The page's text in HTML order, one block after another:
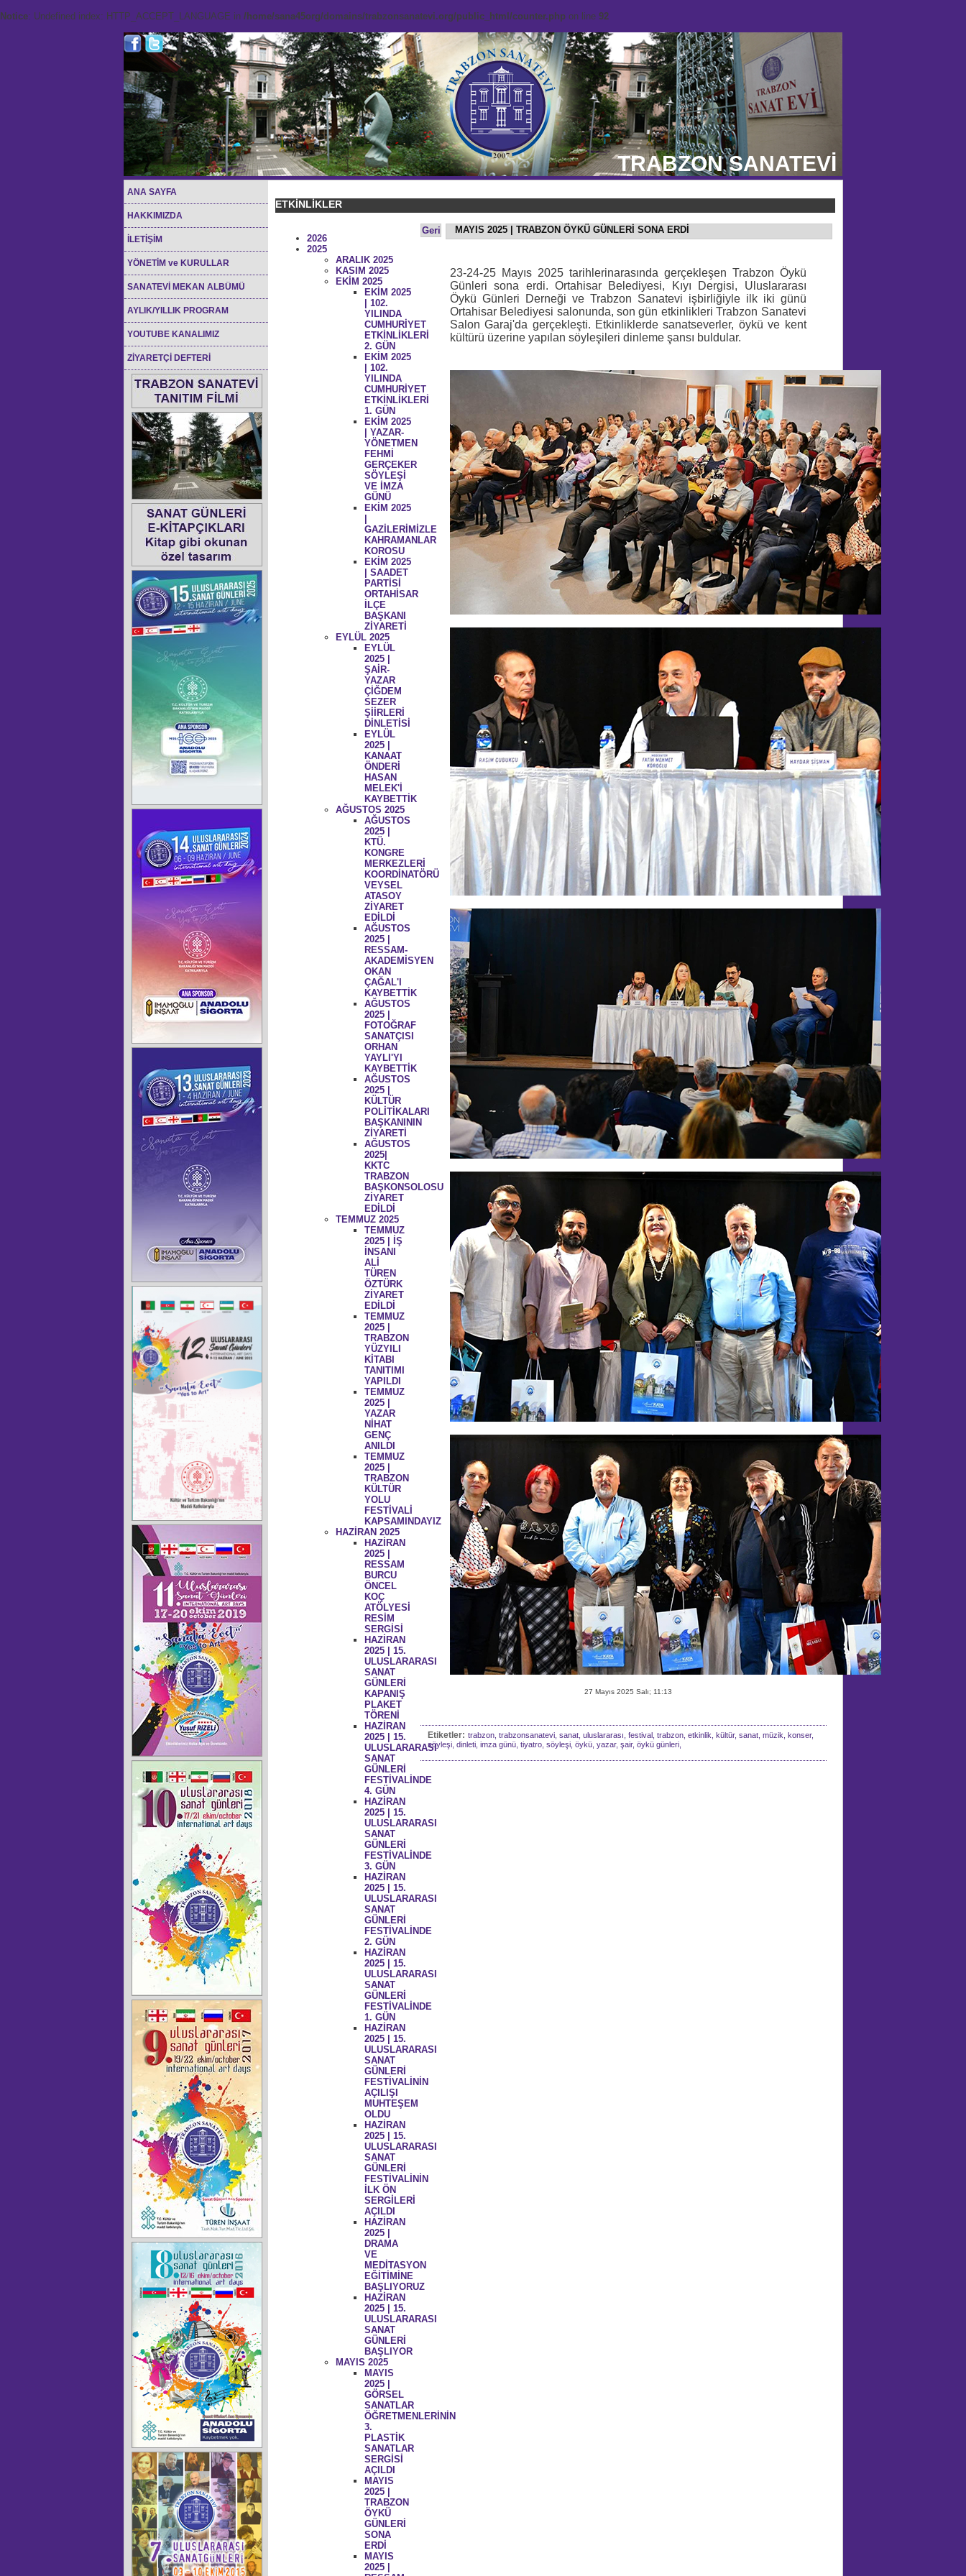
Notice: Undefined index: HTTP_ACCEPT_LANGUAGE in /home/sana45org/domains/trabzonsanatevi.org/public_html/counter.php on line 92
TRABZON SANATEVİ
ANA SAYFA
HAKKIMIZDA
İLETİŞİM
YÖNETİM ve KURULLAR
SANATEVİ MEKAN ALBÜMÜ
AYLIK/YILLIK PROGRAM
YOUTUBE KANALIMIZ
ZİYARETÇİ DEFTERİ
ETKİNLİKLER
Geri MAYIS 2025 | TRABZON ÖYKÜ GÜNLERİ SONA ERDİ
23-24-25 Mayıs 2025 tarihlerinarasında gerçekleşen Trabzon Öykü
Günleri sona erdi. Ortahisar Belediyesi, Kıyı Dergisi, Uluslararası
Öykü Günleri Derneği ve Trabzon Sanatevi işbirliğiyle ilk iki günü
Ortahisar Belediyesi salonunda, son gün etkinlikleri Trabzon Sanatevi
Salon Garaj'da gerçekleşti. Etkinliklerde sanatseverler, öykü ve kent
kültürü üzerine yapılan söyleşileri dinleme şansı buldular.
27 Mayıs 2025 Salı; 11:13
Etiketler: trabzon, trabzonsanatevi, sanat, uluslararası, festival, trabzon, etkinlik, kültür, sanat, müzik, konser,
söyleşi, dinleti, imza günü, tiyatro, söyleşi, öykü, yazar, şair, öykü günleri,
2026
2025
ARALIK 2025
KASIM 2025
EKİM 2025
EKİM 2025
| 102.
YILINDA
CUMHURİYET
ETKİNLİKLERİ
2. GÜN
EKİM 2025
| 102.
YILINDA
CUMHURİYET
ETKİNLİKLERİ
1. GÜN
EKİM 2025
| YAZAR-
YÖNETMEN
FEHMİ
GERÇEKER
SÖYLEŞİ
VE İMZA
GÜNÜ
EKİM 2025
GAZİLERİMİZLE
KAHRAMANLAR
KOROSU
EKİM 2025
| SAADET
PARTİSİ
ORTAHİSAR
İLÇE
BAŞKANI
ZİYARETİ
EYLÜL 2025
EYLÜL
2025 |
ŞAİR-
YAZAR
ÇİĞDEM
SEZER
ŞİİRLERİ
DİNLETİSİ
EYLÜL
2025 |
KANAAT
ÖNDERİ
HASAN
MELEK'İ
KAYBETTİK
AĞUSTOS 2025
AĞUSTOS
2025 |
KTÜ.
KONGRE
MERKEZLERİ
KOORDİNATÖRÜ
VEYSEL
ATASOY
ZİYARET
EDİLDİ
AĞUSTOS
2025 |
RESSAM-
AKADEMİSYEN
OKAN
ÇAĞAL'I
KAYBETTİK
AĞUSTOS
2025 |
FOTOĞRAF
SANATÇISI
ORHAN
YAYLI'YI
KAYBETTİK
AĞUSTOS
2025 |
KÜLTÜR
POLİTİKALARI
BAŞKANININ
ZİYARETİ
AĞUSTOS
2025|
KKTC
TRABZON
BAŞKONSOLOSU
ZİYARET
EDİLDİ
TEMMUZ 2025
TEMMUZ
2025 | İŞ
İNSANI
ALİ
TÜREN
ÖZTÜRK
ZİYARET
EDİLDİ
TEMMUZ
2025 |
TRABZON
YÜZYILI
KİTABI
TANITIMI
YAPILDI
TEMMUZ
2025 |
YAZAR
NİHAT
GENÇ
ANILDI
TEMMUZ
2025 |
TRABZON
KÜLTÜR
YOLU
FESTİVALİ
KAPSAMINDAYIZ
HAZİRAN 2025
HAZİRAN
2025 |
RESSAM
BURCU
ÖNCEL
KOÇ
ATÖLYESİ
RESİM
SERGİSİ
HAZİRAN
2025 | 15.
ULUSLARARASI
SANAT
GÜNLERİ
KAPANIŞ
PLAKET
TÖRENİ
HAZİRAN
2025 | 15.
ULUSLARARASI
SANAT
GÜNLERİ
FESTİVALİNDE
4. GÜN
HAZİRAN
2025 | 15.
ULUSLARARASI
SANAT
GÜNLERİ
FESTİVALİNDE
3. GÜN
HAZİRAN
2025 | 15.
ULUSLARARASI
SANAT
GÜNLERİ
FESTİVALİNDE
2. GÜN
HAZİRAN
2025 | 15.
ULUSLARARASI
SANAT
GÜNLERİ
FESTİVALİNDE
1. GÜN
HAZİRAN
2025 | 15.
ULUSLARARASI
SANAT
GÜNLERİ
FESTİVALİNİN
AÇILIŞI
MUHTEŞEM
OLDU
HAZİRAN
2025 | 15.
ULUSLARARASI
SANAT
GÜNLERİ
FESTİVALİNİN
İLK ÖN
SERGİLERİ
AÇILDI
HAZİRAN
2025 |
DRAMA
VE
MEDİTASYON
EĞİTİMİNE
BAŞLIYORUZ
HAZİRAN
2025 | 15.
ULUSLARARASI
SANAT
GÜNLERİ
BAŞLIYOR
MAYIS 2025
MAYIS
2025 |
GÖRSEL
SANATLAR
ÖĞRETMENLERİNİN
3.
PLASTİK
SANATLAR
SERGİSİ
AÇILDI
MAYIS
2025 |
TRABZON
ÖYKÜ
GÜNLERİ
SONA
ERDİ
MAYIS
2025 |